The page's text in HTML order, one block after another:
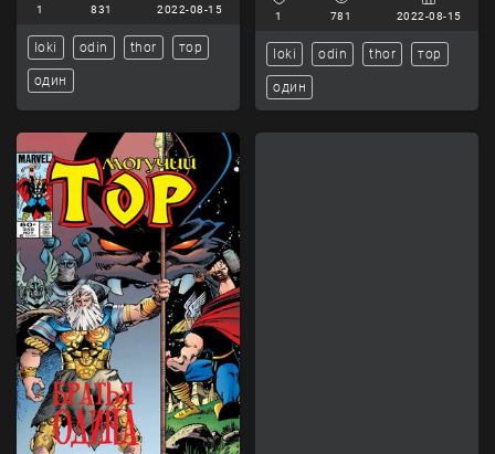
1 831 2022-08-15
loki odin thor тор
один
1 781 2022-08-15
loki odin thor тор
один